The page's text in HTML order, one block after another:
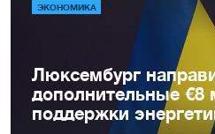
ЭКОНОМИКА
Люксембург
дополнительные
поддержки